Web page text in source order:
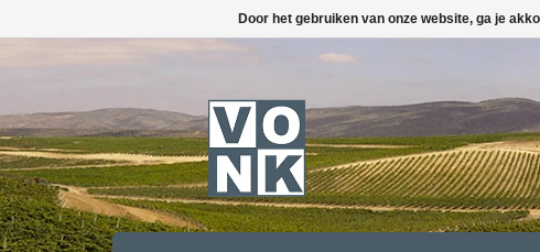
Door het gebruiken van onze website, ga je